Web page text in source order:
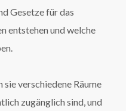
Gesetze für das
entstehen und welche
sie verschiedene Räume
zugänglich sind, und